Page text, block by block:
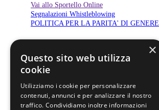
Vai allo Sportello Online
Segnalazioni Whistleblowing
POLITICA PER LA PARITA' DI GENERE
Certificazioni ×
Questo sito web utilizza
cookie
Utilizziamo i cookie per personalizzare
contenuti, annunci e per analizzare il nostro
traffico. Condividiamo inoltre informazioni